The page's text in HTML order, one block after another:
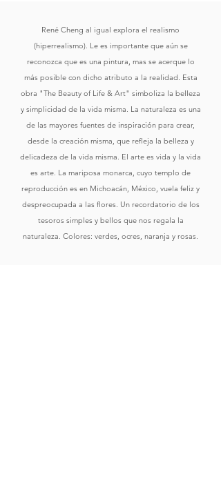
René Cheng al igual explora el realismo
(hiperrealismo). Le es importante que aún se
reconozca que es una pintura, mas se acerque lo
más posible con dicho atributo a la realidad. Esta
obra "The Beauty of Life & Art" simboliza la belleza
y simplicidad de la vida misma. La naturaleza es una
de las mayores fuentes de inspiración para crear,
desde la creación misma, que refleja la belleza y
delicadeza de la vida misma. El arte es vida y la vida
es arte. La mariposa monarca, cuyo templo de
reproducción es en Michoacán, México, vuela feliz y
despreocupada a las flores. Un recordatorio de los
tesoros simples y bellos que nos regala la
naturaleza. Colores: verdes, ocres, naranja y rosas.